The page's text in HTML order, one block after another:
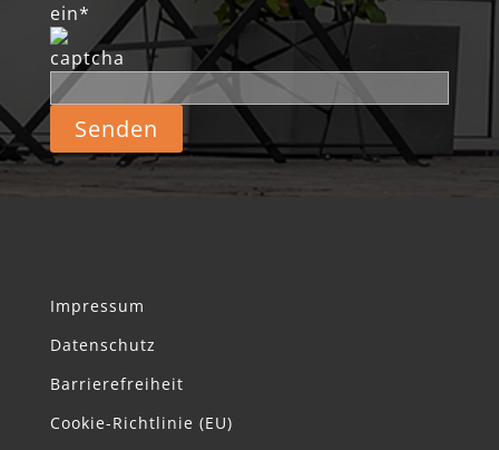
ein*
Alternative:
Impressum
Datenschutz
Barrierefreiheit
Cookie-Richtlinie (EU)